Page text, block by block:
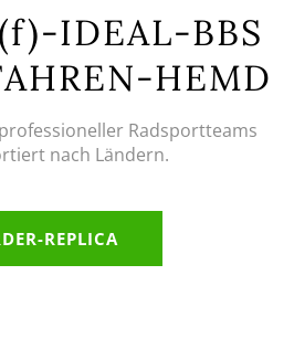
IDEAL-BBS
HEMD
Radsportteams
nach Ländern.
REPLICA